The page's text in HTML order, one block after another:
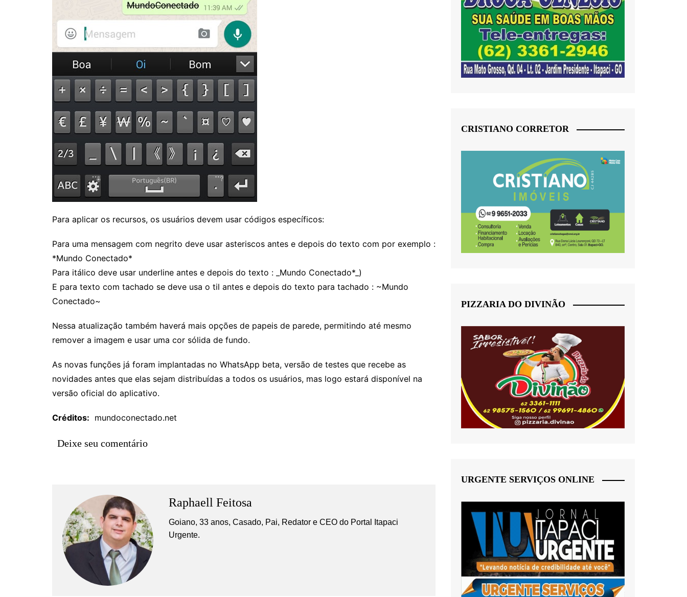
Niquelândia
Nova Glória
Nova Iguaçu de Goiás
Porangatu
Rialma
Rianápolis
Rio Verde
Rubiataba
Santa Isabel
Santa Terezinha de Goiás
Uirapuru
Para aplicar os recursos, os usuários devem usar códigos específicos:
Para uma mensagem com negrito deve usar asteriscos antes e depois do texto com por exemplo :
*Mundo Conectado*
Para itálico deve usar underline antes e depois do texto : _Mundo Conectado*_)
E para texto com tachado se deve usa o til antes e depois do texto para tachado : ~Mundo
Conectado~
Nessa atualização também haverá mais opções de papeis de parede, permitindo até mesmo
remover a imagem e usar uma cor sólida de fundo.
As novas funções já foram implantadas no WhatsApp beta, versão de testes que recebe as
novidades antes que elas sejam distribuídas a todos os usuários, mas logo estará disponível na
versão oficial do aplicativo.
Créditos: mundoconectado.net
Deixe seu comentário
Raphaell Feitosa
Goiano, 33 anos, Casado, Pai, Redator e CEO do Portal Itapaci
Urgente.
CRISTIANO CORRETOR
PIZZARIA DO DIVINÃO
URGENTE SERVIÇOS ONLINE